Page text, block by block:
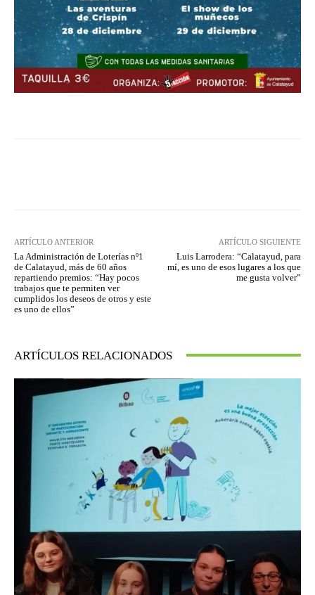
ARTÍCULO ANTERIOR
La Administración de Loterías nº1
de Calatayud, más de 60 años
repartiendo premios: “Hay pocos
trabajos que te permiten ver
cumplidos los deseos de otros y este
es uno de ellos”
ARTÍCULO SIGUIENTE
Luis Larrodera: “Calatayud, para
mí, es uno de esos lugares a los que
me gusta volver”
ARTÍCULOS RELACIONADOS